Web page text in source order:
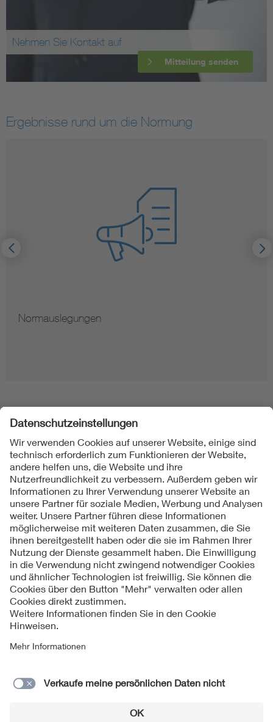
Nehmen Sie Kontakt auf
Mitteilung senden
Ergebnisse rund um die Normung
Hinweise zur Vervielfältigung von Normen
Folgen Sie uns
Kontakt
Impressum
Datenschutzinformationen
Cookie Hinweise
Compliance
Jahresarchiv
© 2026 VDE Verband der Elektrotechnik Elektronik